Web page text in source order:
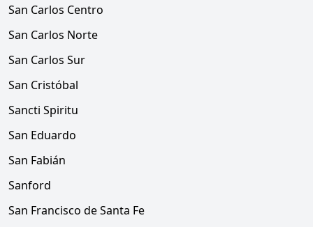
San Carlos Centro
San Carlos Norte
San Carlos Sur
San Cristóbal
Sancti Spiritu
San Eduardo
San Fabián
Sanford
San Francisco de Santa Fe